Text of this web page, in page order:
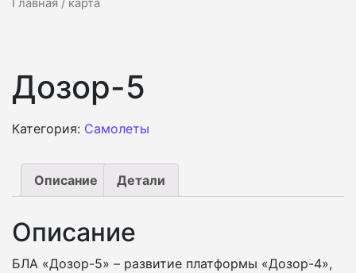
Главная / карта
Дозор-5
Категория: Самолеты
Описание Детали
Описание
БЛА «Дозор-5» – развитие платформы «Дозор-4»,